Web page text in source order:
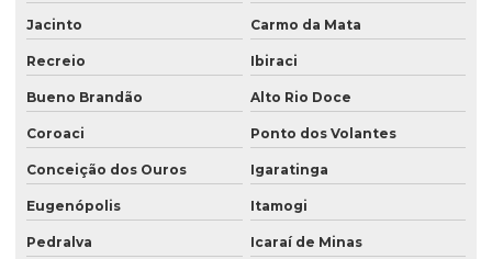
Jacinto Carmo da Mata
Recreio Ibiraci
Bueno Brandão Alto Rio Doce
Coroaci Ponto dos Volantes
Conceição dos Ouros Igaratinga
Eugenópolis Itamogi
Pedralva Icaraí de Minas